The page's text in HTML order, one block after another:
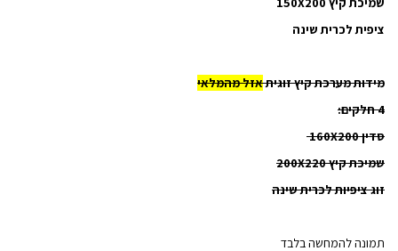
ציפית לכרית שינה
מידות מערכת קיץ זוגיתאזל מהמלאי
4 חלקים:
סדין 160X200
שמיכת קיץ 200X220
זוג ציפיות לכרית שינה
תמונה להמחשה בלבד